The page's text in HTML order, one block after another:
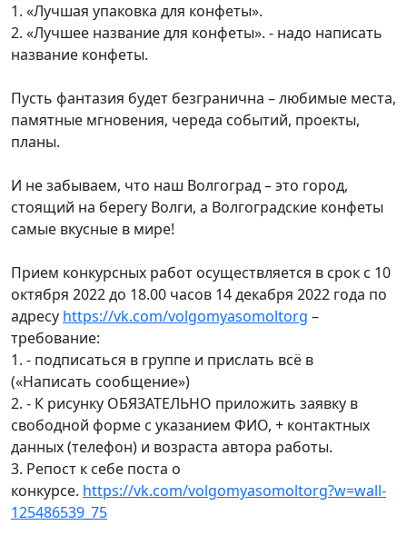
1. «Лучшая упаковка для конфеты».
2. «Лучшее название для конфеты». - надо написать
название конфеты.
Пусть фантазия будет безгранична – любимые места,
памятные мгновения, череда событий, проекты,
планы.
И не забываем, что наш Волгоград – это город,
стоящий на берегу Волги, а Волгоградские конфеты
самые вкусные в мире!
Прием конкурсных работ осуществляется в срок с 10
октября 2022 до 18.00 часов 14 декабря 2022 года по
адресу https://vk.com/volgomyasomoltorg –
требование:
1. - подписаться в группе и прислать всё в
(«Написать сообщение»)
2. - К рисунку ОБЯЗАТЕЛЬНО приложить заявку в
свободной форме с указанием ФИО, + контактных
данных (телефон) и возраста автора работы.
3. Репост к себе поста о
конкурсе. https://vk.com/volgomyasomoltorg?w=wall-
125486539_75